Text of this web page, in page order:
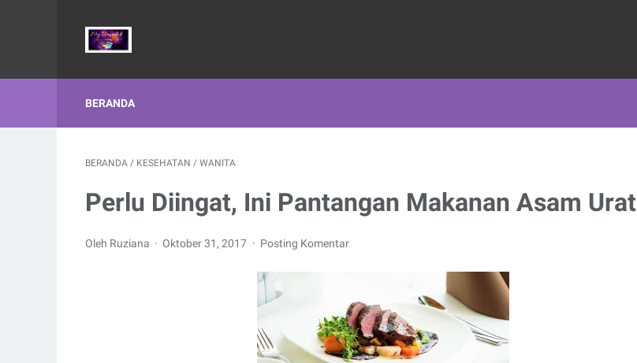
BERANDA
BERANDA / KESEHATAN / WANITA
Perlu Diingat, Ini Pantangan Makanan Asam Urat
Oleh Ruziana Oktober 31, 2017 Posting Komentar